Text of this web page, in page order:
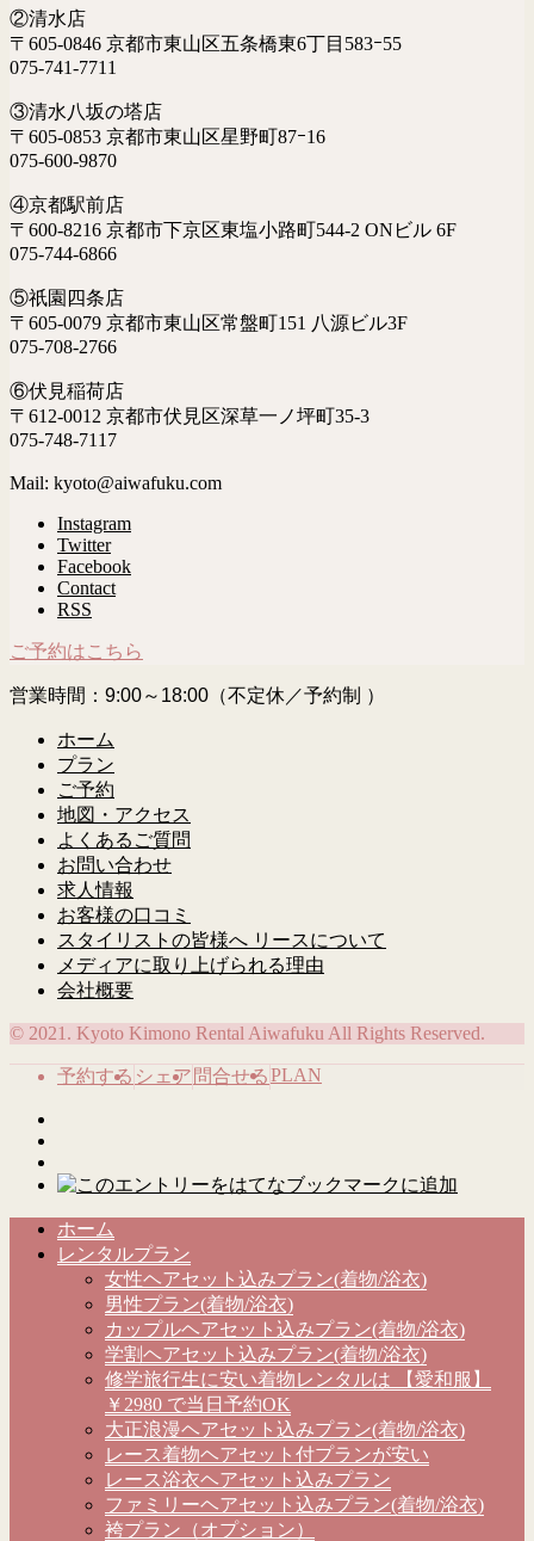
②清水店
〒605-0846 京都市東山区五条橋東6丁目583ｰ55
075-741-7711
③清水八坂の塔店
〒605-0853 京都市東山区星野町87ｰ16
075-600-9870
④京都駅前店
〒600-8216 京都市下京区東塩小路町544-2 ONビル 6F
075-744-6866
⑤祇園四条店
〒605-0079 京都市東山区常盤町151 八源ビル3F
075-708-2766
⑥伏見稲荷店
〒612-0012 京都市伏見区深草一ノ坪町35-3
075-748-7117
Mail: kyoto@aiwafuku.com
Instagram
Twitter
Facebook
Contact
RSS
ご予約はこちら
営業時間：9:00～18:00（不定休／予約制 ）
ホーム
プラン
ご予約
地図・アクセス
よくあるご質問
お問い合わせ
求人情報
お客様の口コミ
スタイリストの皆様へ リースについて
メディアに取り上げられる理由
会社概要
© 2021. Kyoto Kimono Rental Aiwafuku All Rights Reserved.
予約する シェア 問合せるPLAN
ホーム
レンタルプラン
女性ヘアセット込みプラン(着物/浴衣)
男性プラン(着物/浴衣)
カップルヘアセット込みプラン(着物/浴衣)
学割ヘアセット込みプラン(着物/浴衣)
修学旅行生に安い着物レンタルは 【愛和服】
￥2980 で当日予約OK
大正浪漫ヘアセット込みプラン(着物/浴衣)
レース着物ヘアセット付プランが安い
レース浴衣ヘアセット込みプラン
ファミリーヘアセット込みプラン(着物/浴衣)
袴プラン（オプション）